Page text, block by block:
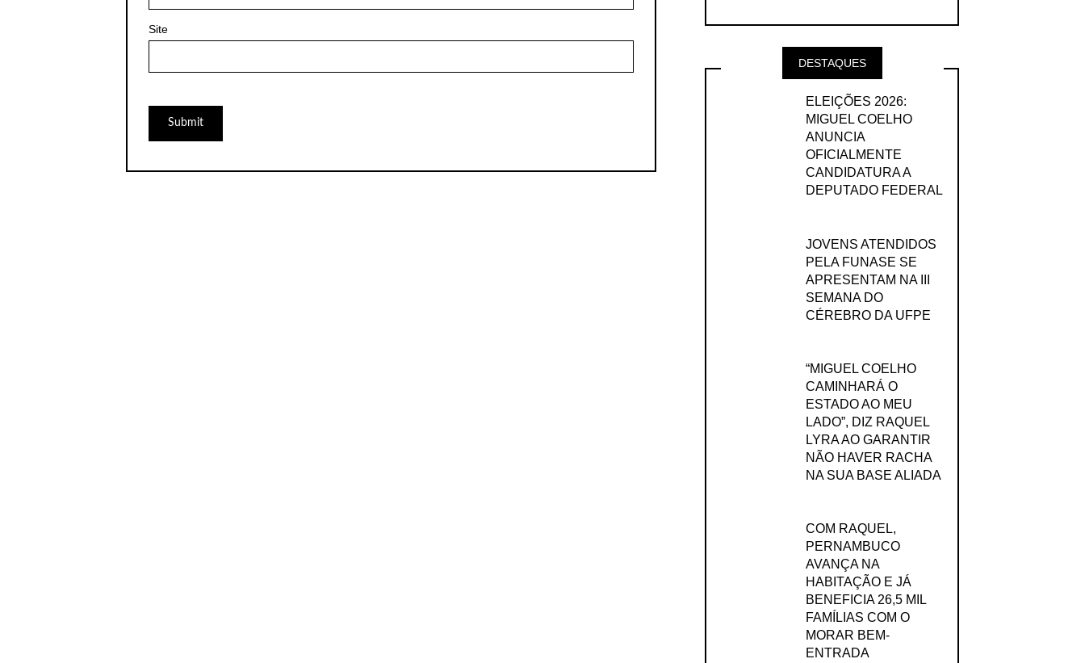
Site
DESTAQUES
ELEIÇÕES 2026:
MIGUEL COELHO
ANUNCIA
OFICIALMENTE
CANDIDATURA A
DEPUTADO FEDERAL
JOVENS ATENDIDOS
PELA FUNASE SE
APRESENTAM NA III
SEMANA DO
CÉREBRO DA UFPE
“MIGUEL COELHO
CAMINHARÁ O
ESTADO AO MEU
LADO”, DIZ RAQUEL
LYRA AO GARANTIR
NÃO HAVER RACHA
NA SUA BASE ALIADA
COM RAQUEL,
PERNAMBUCO
AVANÇA NA
HABITAÇÃO E JÁ
BENEFICIA 26,5 MIL
FAMÍLIAS COM O
MORAR BEM-
ENTRADA